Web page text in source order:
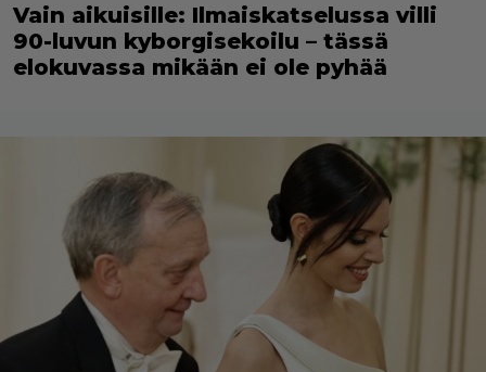
Vain aikuisille: Ilmaiskatselussa villi
90-luvun kyborgisekoilu – tässä
elokuvassa mikään ei ole pyhää